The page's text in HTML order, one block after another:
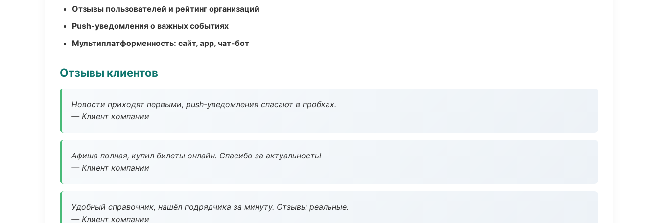
Отзывы пользователей и рейтинг организаций
Push-уведомления о важных событиях
Мультиплатформенность: сайт, app, чат-бот
Отзывы клиентов
Новости приходят первыми, push-уведомления спасают в пробках.
— Клиент компании
Афиша полная, купил билеты онлайн. Спасибо за актуальность!
— Клиент компании
Удобный справочник, нашёл подрядчика за минуту. Отзывы реальные.
— Клиент компании